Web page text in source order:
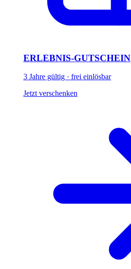
ERLEBNIS-GUTSCHEIN
3 Jahre gültig · frei einlösbar
Jetzt verschenken